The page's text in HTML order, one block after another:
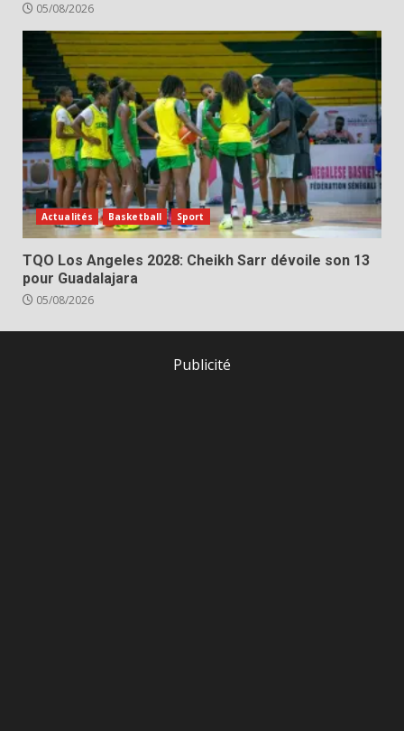
05/08/2026
Actualités Basketball Sport
TQO Los Angeles 2028: Cheikh Sarr dévoile son 13
pour Guadalajara
05/08/2026
Publicité